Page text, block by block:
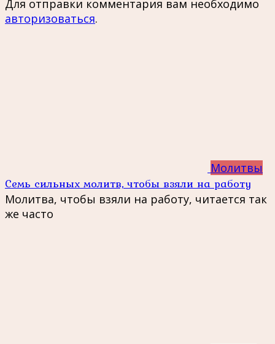
Для отправки комментария вам необходимо
авторизоваться.
Молитвы
Семь сильных молитв, чтобы взяли на работу
Молитва, чтобы взяли на работу, читается так
же часто